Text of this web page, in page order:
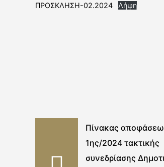
ΠΡΟΣΚΛΗΣΗ-02.2024 Λήψη
Πίνακας
1ης/2024 τακτικής
συνεδρίασης